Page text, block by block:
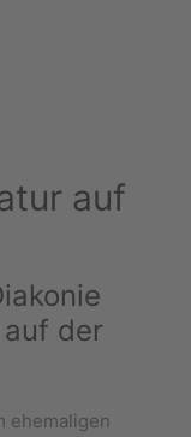
auf
der
ehemaligen